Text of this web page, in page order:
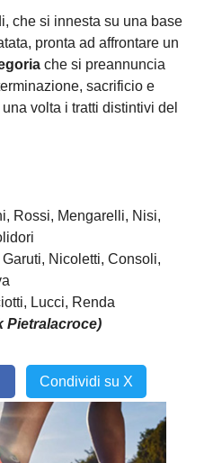
che si innesta su una base
pronta ad affrontare un
che si preannuncia
sacrificio e
volta i tratti distintivi del
Rossi, Mengarelli, Nisi,
Nicoletti, Consoli,
Lucci, Renda
Pietralacroce)
Condividi su X